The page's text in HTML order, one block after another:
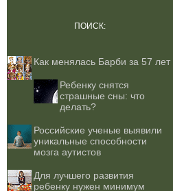
ПОИСК:
Как менялась Барби за 57 лет
Ребенку снятся
страшные сны: что
делать?
Российские ученые выявили
уникальные способности
мозга аутистов
Для лучшего развития
ребенку нужен минимум